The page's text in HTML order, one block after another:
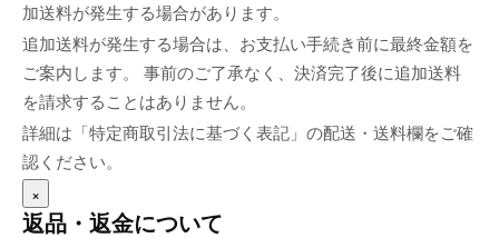
加送料が発生する場合があります。
追加送料が発生する場合は、お支払い手続き前に最終金額を
ご案内します。 事前のご了承なく、決済完了後に追加送料
を請求することはありません。
詳細は「特定商取引法に基づく表記」の配送・送料欄をご確
認ください。
×
返品・返金について